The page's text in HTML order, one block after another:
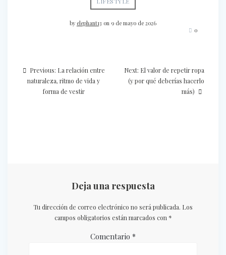
by elephant13 on 9 de mayo de 2026
0
Navegación
Previous: Previous
post:
La relación entre
naturaleza, ritmo de vida y
forma de vestir
Next: Next
post:
El valor de repetir ropa
(y por qué deberías hacerlo
más)
Deja una respuesta
Tu dirección de correo electrónico no será publicada. Los
campos obligatorios están marcados con*
Comentario *